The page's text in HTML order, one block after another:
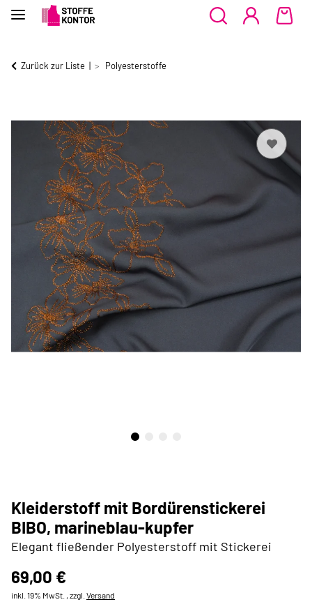
Zurück zur Liste Polyesterstoffe
Kleiderstoff mit Bordürenstickerei
BIBO, marineblau-kupfer
Elegant fließender Polyesterstoff mit Stickerei
69,00 €
inkl. 19% MwSt. , zzgl. Versand